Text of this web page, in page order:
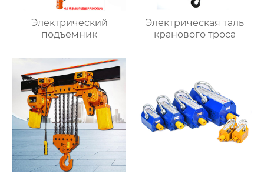
Электрический
подъемник
Электрическая таль
кранового троса